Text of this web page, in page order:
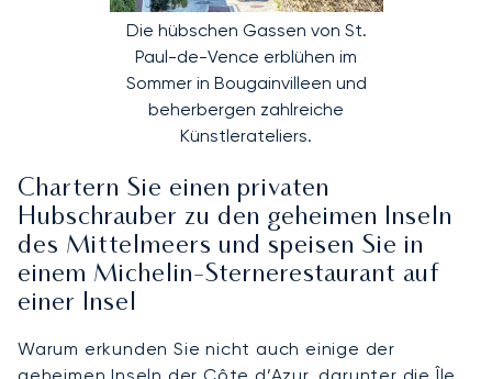
Die hübschen Gassen von St.
Paul-de-Vence erblühen im
Sommer in Bougainvilleen und
beherbergen zahlreiche
Künstlerateliers.
Chartern Sie einen privaten
Hubschrauber zu den geheimen Inseln
des Mittelmeers und speisen Sie in
einem Michelin-Sternerestaurant auf
einer Insel
Warum erkunden Sie nicht auch einige der